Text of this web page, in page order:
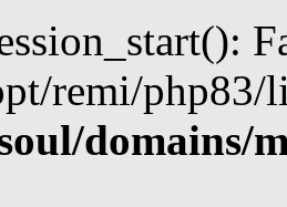
remi/php83/
domains/